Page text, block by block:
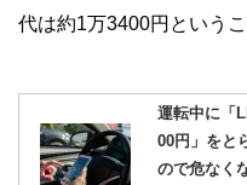
代は約1万3400円という
運転中に「
00円」をと
ので危なく